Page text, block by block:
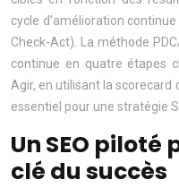
cycle d’amélioration
Check-Act). La méthode
continue en quatre étapes
Agir, en utilisant la
essentiel pour une stratégie
Un SEO piloté
clé du succès